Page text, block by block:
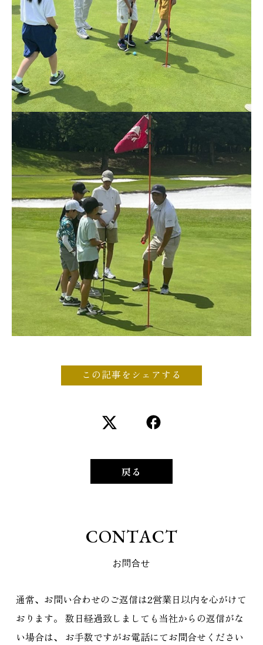
この記事をシェアする
戻る
CONTACT
お問合せ
通常、お問い合わせのご返信は2営業日以内を心がけて
おります。 数日経過致しましても当社からの返信がな
い場合は、
お手数ですがお電話にてお問合せください